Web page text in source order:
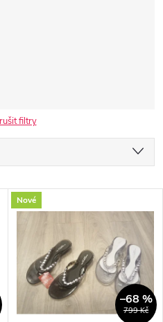
filtry
Nové
799 Kč
–68 %